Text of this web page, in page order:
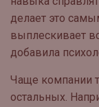
делает это
выплескивает
добавила
Чаще компании
остальных.